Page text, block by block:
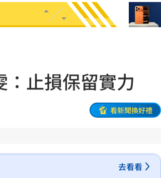
止損保留實力
看新聞換好禮
去看看